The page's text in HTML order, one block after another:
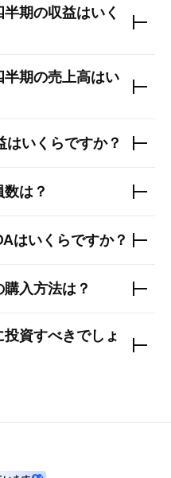
期の収益はいく
半期の売上高はい
はいくらですか？
は？
はいくらですか？
入方法は？
資すべきでしょ